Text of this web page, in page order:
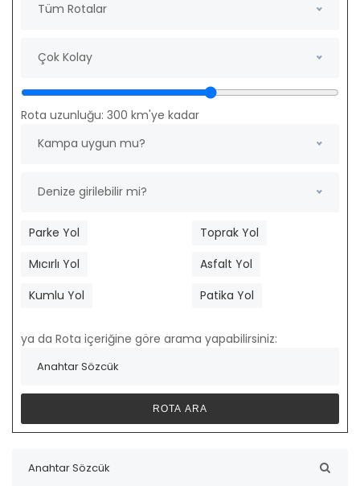
Tüm Rotalar
Çok Kolay
Rota uzunluğu: 300 km'ye kadar
Kampa uygun mu?
Denize girilebilir mi?
Parke Yol
Toprak Yol
Mıcırlı Yol
Asfalt Yol
Kumlu Yol
Patika Yol
ya da Rota içeriğine göre arama yapabilirsiniz: